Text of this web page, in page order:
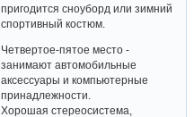
походная атрибутика. Для
интеллектуала есть шахматы,
дерева или металла. Экстремалу
пригодится сноуборд или зимний
спортивный костюм.
Четвертое-пятое место -